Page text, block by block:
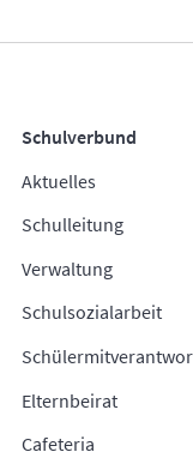
Schulverbund
Aktuelles
Schulleitung
Verwaltung
Schulsozialarbeit
Elternbeirat
Cafeteria